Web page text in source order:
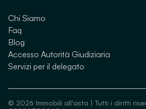
Chi Siamo
Faq
Blog
Accesso Autorità Giudiziaria
Servizi per il delegato
© 2026 Immobili all'asta | Tutti i diritti